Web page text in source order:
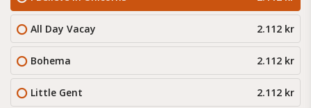
All Day Vacay 2.112 kr
Bohema 2.112 kr
Little Gent 2.112 kr